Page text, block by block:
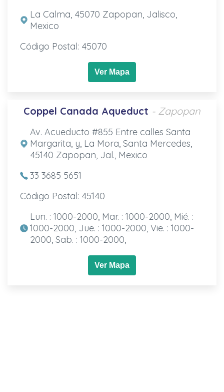
La Calma, 45070 Zapopan, Jalisco,
Mexico
Código Postal: 45070
Ver Mapa
Coppel Canada Aqueduct - Zapopan
Av. Acueducto #855 Entre calles Santa
Margarita, y, La Mora, Santa Mercedes,
45140 Zapopan, Jal., Mexico
33 3685 5651
Código Postal: 45140
Lun. : 1000-2000, Mar. : 1000-2000, Mié. :
1000-2000, Jue. : 1000-2000, Vie. : 1000-
2000, Sab. : 1000-2000,
Ver Mapa